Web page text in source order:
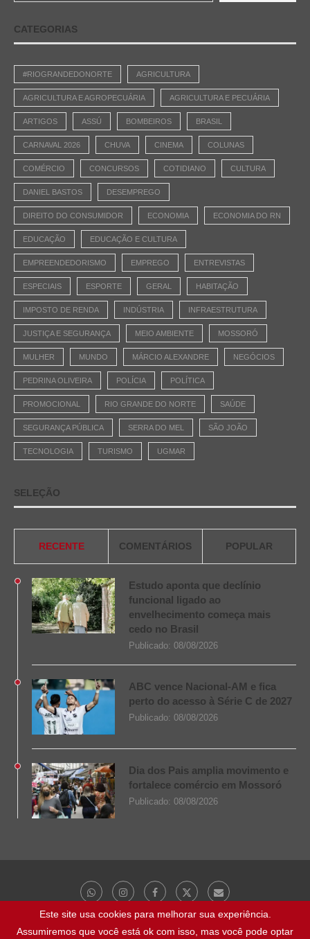
CATEGORIAS
#RIOGRANDEDONORTE AGRICULTURA
AGRICULTURA E AGROPECUÁRIA AGRICULTURA E PECUÁRIA
ARTIGOS ASSÚ BOMBEIROS BRASIL
CARNAVAL 2026 CHUVA CINEMA COLUNAS
COMÉRCIO CONCURSOS COTIDIANO CULTURA
DANIEL BASTOS DESEMPREGO
DIREITO DO CONSUMIDOR ECONOMIA ECONOMIA DO RN
EDUCAÇÃO EDUCAÇÃO E CULTURA
EMPREENDEDORISMO EMPREGO ENTREVISTAS
ESPECIAIS ESPORTE GERAL HABITAÇÃO
IMPOSTO DE RENDA INDÚSTRIA INFRAESTRUTURA
JUSTIÇA E SEGURANÇA MEIO AMBIENTE MOSSORÓ
MULHER MUNDO MÁRCIO ALEXANDRE NEGÓCIOS
PEDRINA OLIVEIRA POLÍCIA POLÍTICA
PROMOCIONAL RIO GRANDE DO NORTE SAÚDE
SEGURANÇA PÚBLICA SERRA DO MEL SÃO JOÃO
TECNOLOGIA TURISMO UGMAR
SELEÇÃO
RECENTE COMENTÁRIOS POPULAR
Estudo aponta que declínio
funcional ligado ao
envelhecimento começa mais
cedo no Brasil
Publicado: 08/08/2026
ABC vence Nacional-AM e fica
perto do acesso à Série C de 2027
Publicado: 08/08/2026
Dia dos Pais amplia movimento e
fortalece comércio em Mossoró
Publicado: 08/08/2026
Este site usa cookies para melhorar sua experiência.
Assumiremos que você está ok com isso, mas você pode optar